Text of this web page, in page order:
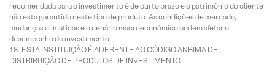
recomendada para o investimento é de curto prazo e o patrimônio do cliente
não está garantido neste tipo de produto. As condições de mercado,
mudanças climáticas e o cenário macroeconômico podem afetar o
desempenho do investimento.
ESTA INSTITUIÇÃO É ADERENTE AO CÓDIGO ANBIMA DE
DISTRIBUIÇÃO DE PRODUTOS DE INVESTIMENTO.